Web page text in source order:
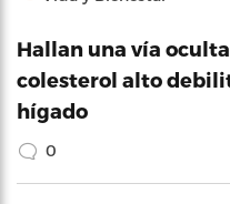
Hallan una vía
colesterol alto
hígado
0